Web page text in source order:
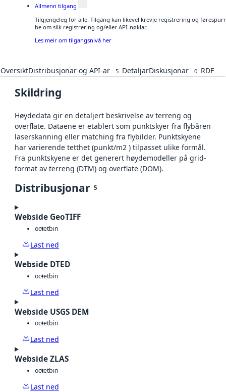
Allmenn tilgang
Tilgjengeleg for alle. Tilgang kan likevel krevje registrering og
be om slik registrering og/eller API-nøklar.
Les meir om tilgangsnivå her
OversiktDistribusjonar og API-ar 5 DetaljarDiskusjonar 0 RDF
Skildring
Høydedata gir en detaljert beskrivelse av terreng og
overflate. Dataene er etablert som punktskyer fra flybåren
laserskanning eller matching fra flybilder. Punktskyene
har varierende tetthet (punkt/m2 ) tilpasset ulike formål.
Fra punktskyene er det generert høydemodeller på grid-
format av terreng (DTM) og overflate (DOM).
Distribusjonar 5
Webside GeoTIFF
octetbin
Last ned
Webside DTED
octetbin
Last ned
Webside USGS DEM
octetbin
Last ned
Webside ZLAS
octetbin
Last ned